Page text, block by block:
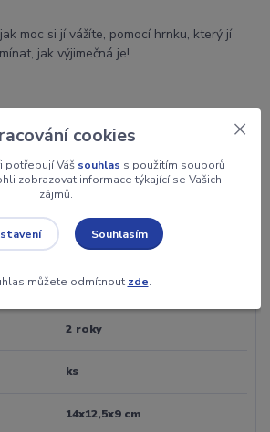
moc si jí vážíte, pomocí hrnku, který jí
jak výjimečná je!
Gadget Master
keramika
červená
2 roky
ks
14x12,5x9 cm
cookies
potřebují Váš souhlas s použitím souborů
zobrazovat informace týkající se Vašich
zájmů.
Souhlasím
můžete odmítnout zde.